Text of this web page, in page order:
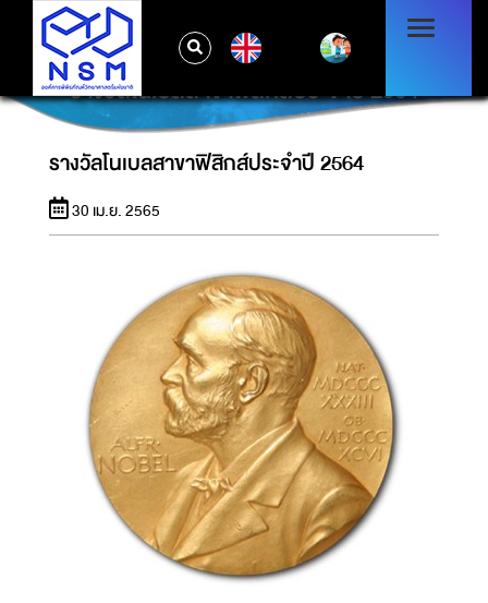
รางวัลโนเบลสาขาฟิสิกส์ประจำปี 2564
รางวัลโนเบลสาขาฟิสิกส์ประจำปี 2564
30 เม.ย. 2565